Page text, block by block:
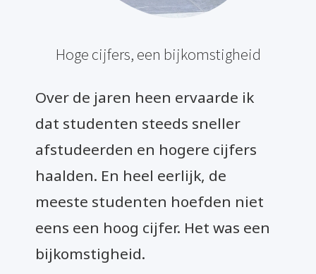
Hoge cijfers, een bijkomstigheid
Over de jaren heen ervaarde ik
dat studenten steeds sneller
afstudeerden en hogere cijfers
haalden. En heel eerlijk, de
meeste studenten hoefden niet
eens een hoog cijfer. Het was een
bijkomstigheid.